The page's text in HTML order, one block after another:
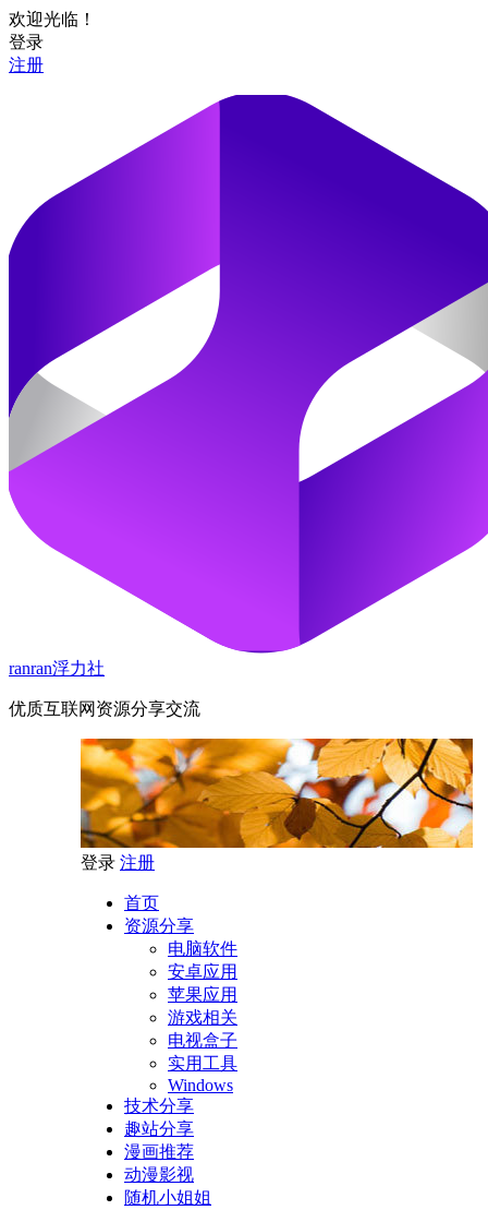
欢迎光临！
登录
注册
ranran浮力社
优质互联网资源分享交流
登录 注册
首页
资源分享
电脑软件
安卓应用
苹果应用
游戏相关
电视盒子
实用工具
Windows
技术分享
趣站分享
漫画推荐
动漫影视
随机小姐姐